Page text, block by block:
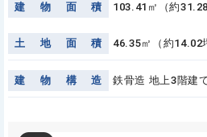
建 物 面 積 103.41㎡（約31.28
土 地 面 積 46.35㎡（約14.02
建 物 構 造 鉄骨造 地上3階建